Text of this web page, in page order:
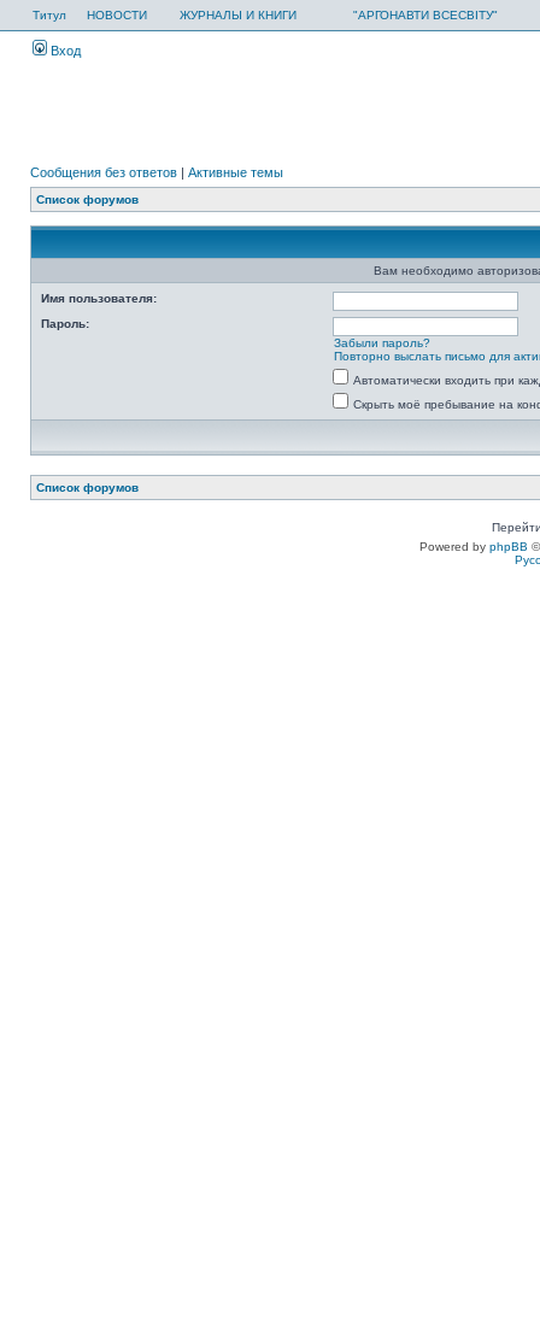
Титул НОВОСТИ ЖУРНАЛЫ И КНИГИ "АРГОНАВТИ ВСЕСВІТУ"
Вход
Сообщения без ответов | Активные темы
Список форумов
Вам необходимо
Имя пользователя:
Пароль:
Забыли пароль?
Повторно выслать письмо для
Автоматически входить при
Скрыть моё пребывание на
Список форумов
Powered by phpBB